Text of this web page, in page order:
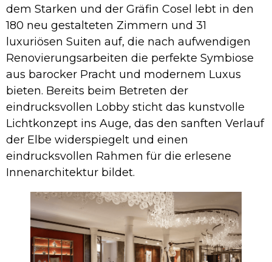
dem Starken und der Gräfin Cosel lebt in den
180 neu gestalteten Zimmern und 31
luxuriösen Suiten auf, die nach aufwendigen
Renovierungsarbeiten die perfekte Symbiose
aus barocker Pracht und modernem Luxus
bieten. Bereits beim Betreten der
eindrucksvollen Lobby sticht das kunstvolle
Lichtkonzept ins Auge, das den sanften Verlauf
der Elbe widerspiegelt und einen
eindrucksvollen Rahmen für die erlesene
Innenarchitektur bildet.